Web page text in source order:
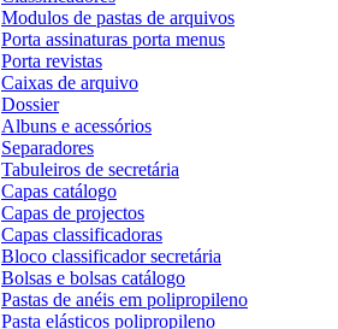
Modulos de pastas de arquivos
Porta assinaturas porta menus
Porta revistas
Caixas de arquivo
Dossier
Albuns e acessórios
Separadores
Tabuleiros de secretária
Capas catálogo
Capas de projectos
Capas classificadoras
Bloco classificador secretária
Bolsas e bolsas catálogo
Pastas de anéis em polipropileno
Pasta elásticos polipropileno